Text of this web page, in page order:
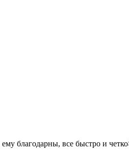
благодарны, все быстро и